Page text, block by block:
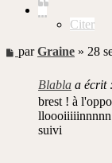
Citer
Message
parGraine » 28
Blabla a écrit :
brest ! à
lloooiiiiinnnnn
suivi